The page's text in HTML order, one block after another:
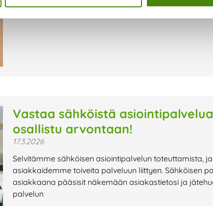
Vastaa sähköistä
osallistu arvontaan!
17.3.2026
Selvitämme sähköisen asiointipalvelun toteuttamista,
asiakkaidemme toiveita palveluun liittyen. Sähköisen
asiakkaana pääsisit näkemään asiakastietosi ja
palvelun